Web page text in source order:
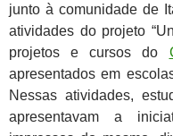
junto à comunidade de
atividades do projeto
projetos e cursos do
apresentados em
Nessas atividades,
apresentavam a